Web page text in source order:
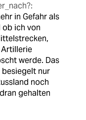
in Gefahr als
ob ich von
werde. Das
besiegelt nur
noch
gehalten